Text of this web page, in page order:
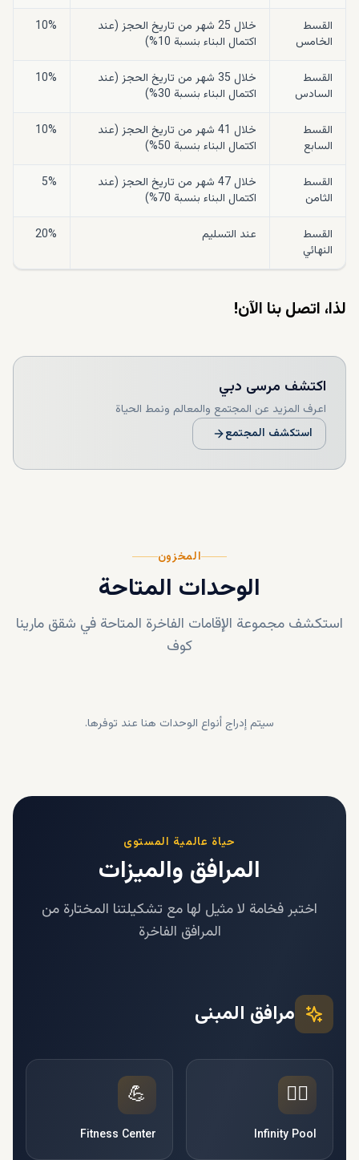
القسط
الخامس
خلال 25 شهر من تاريخ الحجز (عند
اكتمال البناء بنسبة 10%)
10%
القسط
السادس
خلال 35 شهر من تاريخ الحجز (عند
اكتمال البناء بنسبة 30%)
10%
القسط
السابع
خلال 41 شهر من تاريخ الحجز (عند
اكتمال البناء بنسبة 50%)
10%
القسط
الثامن
خلال 47 شهر من تاريخ الحجز (عند
اكتمال البناء بنسبة 70%)
5%
القسط
النهائي
عند التسليم 20%
لذا، اتصل بنا الآن!
اكتشف مرسى دبي
اعرف المزيد عن المجتمع والمعالم ونمط الحياة
استكشف المجتمع
المخزون
الوحدات المتاحة
استكشف مجموعة الإقامات الفاخرة المتاحة في شقق مارينا
كوف
سيتم إدراج أنواع الوحدات هنا عند توفرها.
حياة عالمية المستوى
المرافق والميزات
اختبر فخامة لا مثيل لها مع تشكيلتنا المختارة من
المرافق الفاخرة
مرافق المبنى
🏊‍♂️
Infinity Pool
💪
Fitness Center